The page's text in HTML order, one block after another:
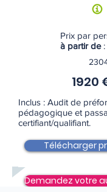
Prix par
à partir de:
1920
Inclus : Audit de
pédagogique et
certifiant/qualifiant.
Télécharger
Demandez votre